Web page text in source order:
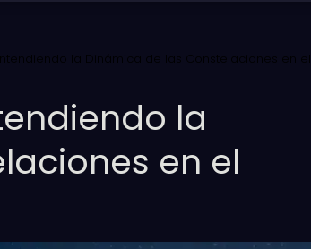
la Dinámica de las Constelaciones en el
la
en el